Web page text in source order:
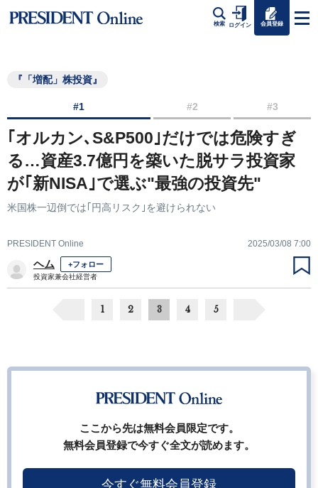
検索 ログイン 会員登録
『「増配」株投資』
#1 #2 #3
｢オルカン､S&P500｣だけでは危険すぎ
る…資産3.7億円を築いた脱サラ投資家
が｢新NISA｣で選ぶ"最強の投資先"
米国株一辺倒では｢円高リスク｣を避けられない
PRESIDENT Online 2025/03/08 7:00
ヘム +フォロー
投資家兼会社経営者
1 2 3 4 5
ここから先は無料会員限定です。
無料会員登録で今すぐ全文が読めます。
今すぐ無料会員登録